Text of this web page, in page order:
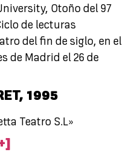
Otoño del 97
de lecturas
del fin de siglo, en el
de Madrid el 26 de
1995
Teatro S.L»